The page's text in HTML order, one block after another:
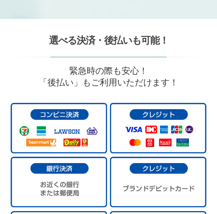
選べる決済・後払いも可能！
緊急時の際も安心！
「後払い」もご利用いただけます！